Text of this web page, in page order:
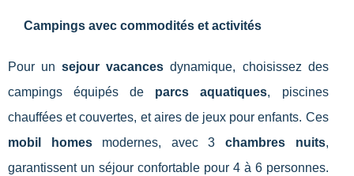
Campings avec commodités et activités
Pour unsejour vacances dynamique, choisissez des
campings équipés de parcs aquatiques, piscines
chauffées et couvertes, et aires de jeux pour enfants. Ces
mobil homesmodernes, avec 3chambres nuits,
garantissent un séjour confortable pour 4 à 6 personnes.